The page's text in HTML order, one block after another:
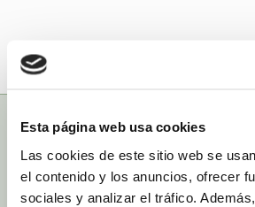
Esta página web usa cookies
Las cookies de este sitio web se
el contenido y los anuncios, ofrecer
sociales y analizar el tráfico.
RANASELLA